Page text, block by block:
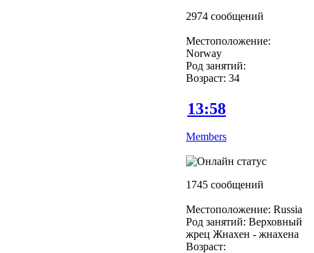
2974 сообщений
Местоположение:
Norway
Род занятий:
Возраст: 34
13:58
Members
1745 сообщений
Местоположение: Russia
Род занятий: Верховный
жрец Жнахен - жнахена
Возраст: